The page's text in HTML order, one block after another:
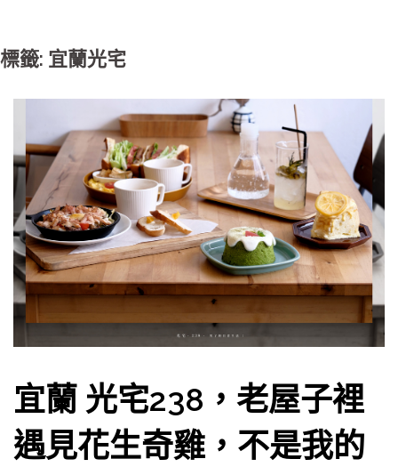
標籤: 宜蘭光宅
宜蘭 光宅238，老屋子裡
遇見花生奇雞，不是我的